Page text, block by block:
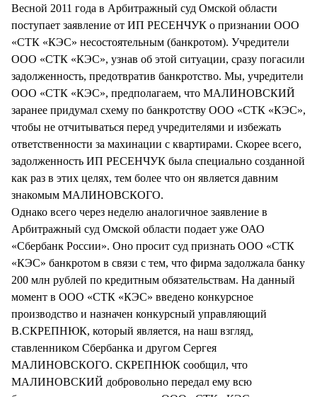
Весной 2011 года в Арбитражный суд Омской области
поступает заявление от ИП РЕСЕНЧУК о признании ООО
«СТК «КЭС» несостоятельным (банкротом). Учредители
ООО «СТК «КЭС», узнав об этой ситуации, сразу погасили
задолженность, предотвратив банкротство. Мы, учредители
ООО «СТК «КЭС», предполагаем, что МАЛИНОВСКИЙ
заранее придумал схему по банкротству ООО «СТК «КЭС»,
чтобы не отчитываться перед учредителями и избежать
ответственности за махинации с квартирами. Скорее всего,
задолженность ИП РЕСЕНЧУК была специально созданной
как раз в этих целях, тем более что он является давним
знакомым МАЛИНОВСКОГО.
Однако всего через неделю аналогичное заявление в
Арбитражный суд Омской области подает уже ОАО
«Сбербанк России». Оно просит суд признать ООО «СТК
«КЭС» банкротом в связи с тем, что фирма задолжала банку
200 млн рублей по кредитным обязательствам. На данный
момент в ООО «СТК «КЭС» введено конкурсное
производство и назначен конкурсный управляющий
В.СКРЕПНЮК, который является, на наш взгляд,
ставленником Сбербанка и другом Сергея
МАЛИНОВСКОГО. СКРЕПНЮК сообщил, что
МАЛИНОВСКИЙ добровольно передал ему всю